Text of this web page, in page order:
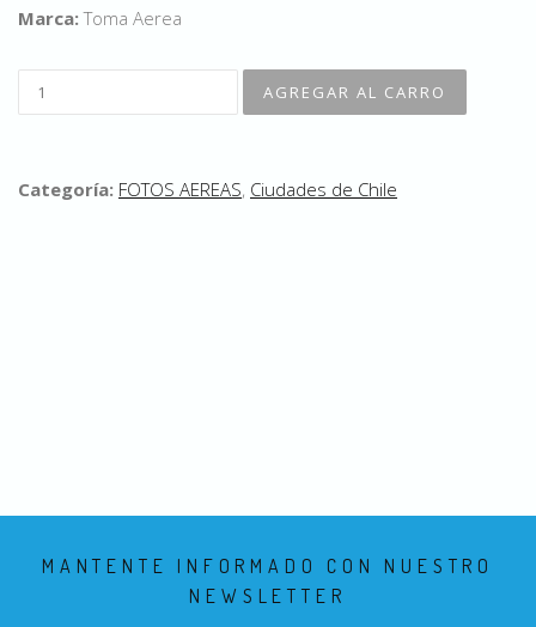
Marca:Toma Aerea
Categoría: FOTOS AEREAS, Ciudades de Chile
MANTENTE INFORMADO CON NUESTRO
NEWSLETTER